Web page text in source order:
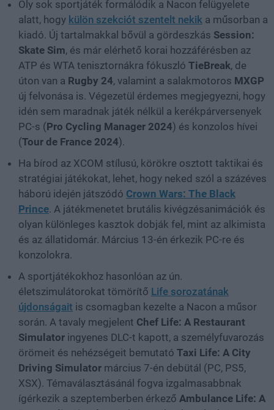
Oly sok sportjáték formálódik a Nacon felügyelete
alatt, hogy külön szekciót szentelt nekik a műsorban a
kiadó. Új tartalmakkal bővül a gördeszkás Session:
Skate Sim, és már elérhető korai hozzáférésben az
ATP és WTA tenisztornákra fókuszló TieBreak, de
úton van a Rugby 24, valamint a salakmotoros MXGP
új felvonása is. Végezetül érdemes megjegyezni, hogy
idén sem maradnak játék nélkül a kerékpárversenyek
PC-s (Pro Cycling Manager 2024) és konzolos hívei
(Tour de France 2024).
Ha bírod az XCOM stílusú, körökre osztott taktikai és
stratégiai játékokat, lehet, hogy neked szól a százéves
háború idején játszódó Crown Wars: The Black
Prince. A játékmenetet brutális kivégzésanimációk és
olyan különleges kasztok dobják fel, mint az alkimista
és az állatidomár. Március 13-én érkezik PC-re és
konzolokra.
A sportjátékokhoz hasonlóan az ún.
életszimulátorokat tömörítő Life sorozatának
újdonságait is csomagban kezelte a Nacon a műsor
során. A tavaly megjelent Chef Life: A Restaurant
Simulator ingyenes DLC-t kapott, a személyfuvarozás
örömeit és nehézségeit bemutató Taxi Life: A City
Driving Simulator március 7-én debütál (PC, PS5,
XSX). Témaválasztásánál fogva izgalmasabbnak
ígérkezik a szeptemberben érkező Ambulance Life: A